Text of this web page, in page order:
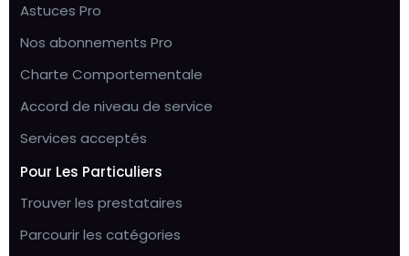
Astuces Pro
Nos abonnements Pro
Charte Comportementale
Accord de niveau de service
Services acceptés
Pour Les Particuliers
Trouver les prestataires
Parcourir les catégories